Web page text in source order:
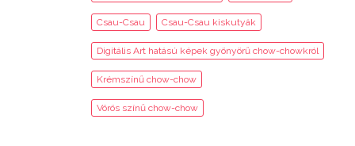
Csau-Csau Csau-Csau kiskutyák
Digitális Art hatású képek gyönyörű chow-chowkról
Krémszínű chow-chow
Vörös színű chow-chow